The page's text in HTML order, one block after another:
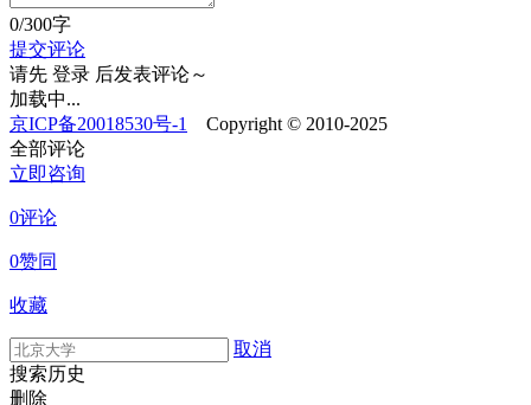
0/300字
提交评论
请先 登录 后发表评论～
加载中...
京ICP备20018530号-1 Copyright © 2010-2025
全部评论
立即咨询
0评论
0赞同
收藏
取消
搜索历史
删除